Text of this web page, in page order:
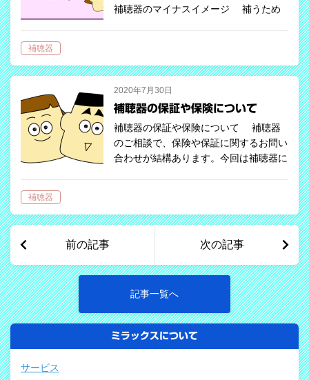
補聴器のマイナスイメージ 補うため
を得られないその原因の一つとして、補
聴器…
補聴器
2020年7月30日
補聴器の保証や保険について
補聴器の保証や保険について 補聴器
のご相談で、保険や保証に関するお問い
合わせが結構あります。今回は補聴器に
す。…
補聴器
前の記事 次の記事
記事一覧へ
ミラックスについて
サービス